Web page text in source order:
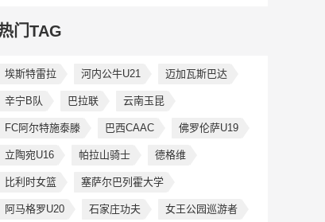
门TAG
埃斯特雷拉 河内公牛U21 迈加瓦斯巴达
辛宁B队 巴拉联 云南玉昆
FC阿尔特施泰滕 巴西CAAC 佛罗伦萨U19
立陶宛U16 帕拉山骑士 德格维
比利时女篮 塞萨尔巴列霍大学
阿马格罗U20 石家庄功夫 女王公园巡游者